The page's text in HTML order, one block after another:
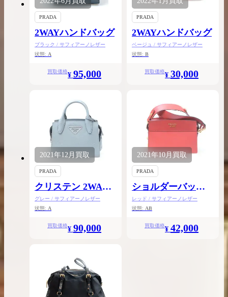
PRADA
2WAYハンドバッグ
ブラック / サフィアーノレザー
状態: A
買取価格¥ 95,000
PRADA
2WAYハンドバッグ
ベージュ / サフィアーノレザー
状態: B
買取価格¥ 30,000
2021年12月 買取
PRADA
クリステン 2WAY
ハンドバッグ
グレー / サフィアーノレザー
状態: A
買取価格¥ 90,000
2021年10月買取
PRADA
ショルダーバッグ
エスプラナード
レッド / サフィアーノレザー
状態: AB
買取価格¥ 42,000